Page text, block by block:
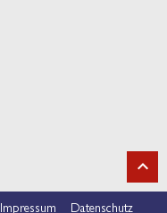
Impressum Datenschutz